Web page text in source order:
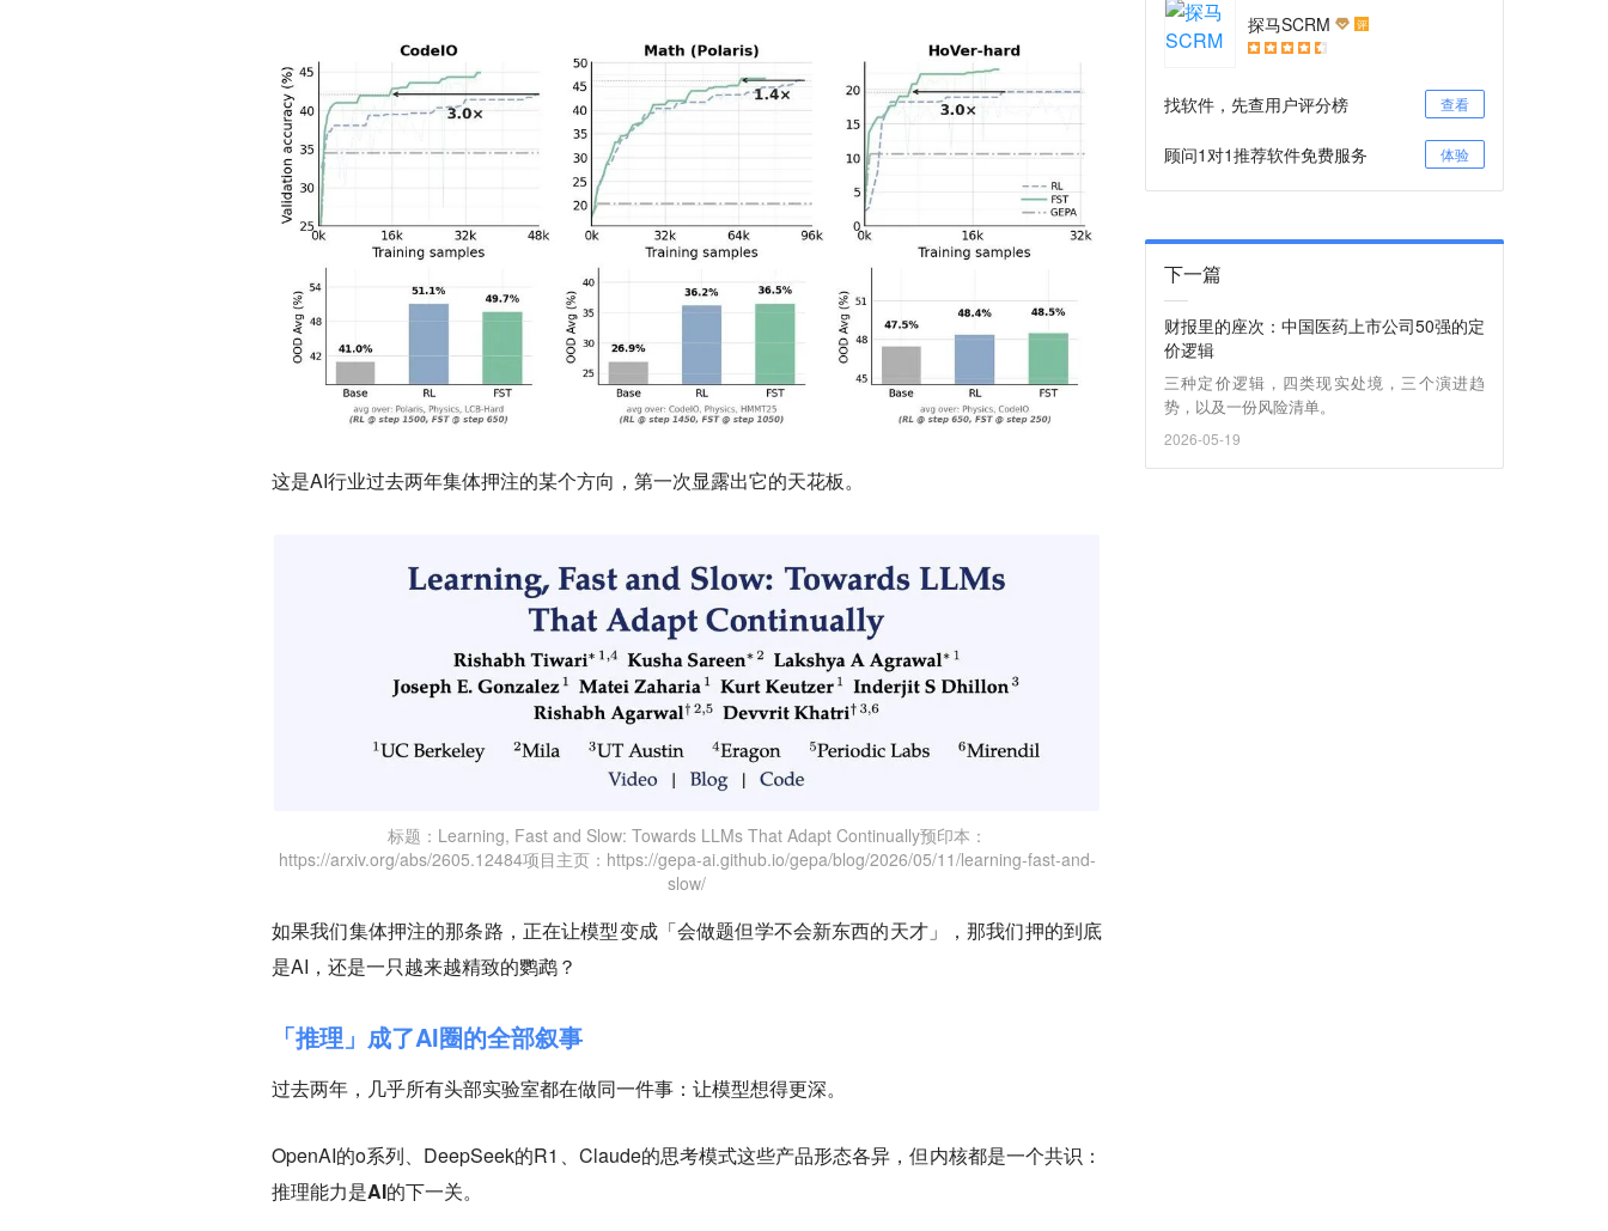
这是AI行业过去两年集体押注的某个方向，第一次显露出它的天花板。
标题：Learning, Fast and Slow: Towards LLMs That Adapt Continually预印本：
https://arxiv.org/abs/2605.12484项目主页：https://gepa-ai.github.io/gepa/blog/2026/05/11/learning-fast-and-
slow/
如果我们集体押注的那条路，正在让模型变成「会做题但学不会新东西的天才」，那我们押的到底
是AI，还是一只越来越精致的鹦鹉？
「推理」成了AI圈的全部叙事
过去两年，几乎所有头部实验室都在做同一件事：让模型想得更深。
OpenAI的o系列、DeepSeek的R1、Claude的思考模式这些产品形态各异，但内核都是一个共识：
推理能力是AI的下一关。
探马SCRM 评
找软件，先查用户评分榜 查看
顾问1对1推荐软件免费服务 体验
下一篇
财报里的座次：中国医药上市公司50强的定
价逻辑
三种定价逻辑，四类现实处境，三个演进趋
势，以及一份风险清单。
2026-05-19